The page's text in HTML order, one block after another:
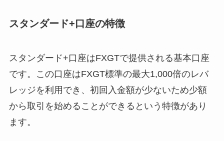
スタンダード+口座の特徴
スタンダード+口座はFXGTで提供される基本口座
です。この口座はFXGT標準の最大1,000倍のレバ
レッジを利用でき、初回入金額が少ないため少額
から取引を始めることができるという特徴があり
ます。